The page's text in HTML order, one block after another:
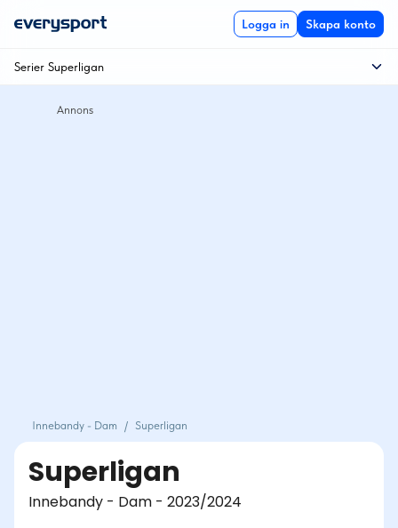
Logga in Skapa konto
Serier Superligan
Kvartsfinal
Innebandy - Dam / Superligan
Superligan
Innebandy - Dam - 2023/2024